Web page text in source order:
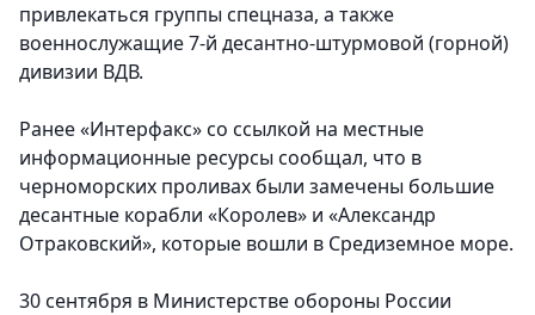
привлекаться группы спецназа, а также
военнослужащие 7-й десантно-штурмовой (горной)
дивизии ВДВ.
Ранее «Интерфакс» со ссылкой на местные
информационные ресурсы сообщал, что в
черноморских проливах были замечены большие
десантные корабли «Королев» и «Александр
Отраковский», которые вошли в Средиземное море.
30 сентября в Министерстве обороны России